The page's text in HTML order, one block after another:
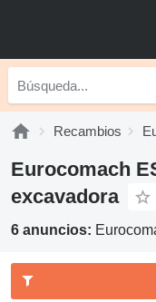
Recambios
Eurocomach
excavadora
6 anuncios: